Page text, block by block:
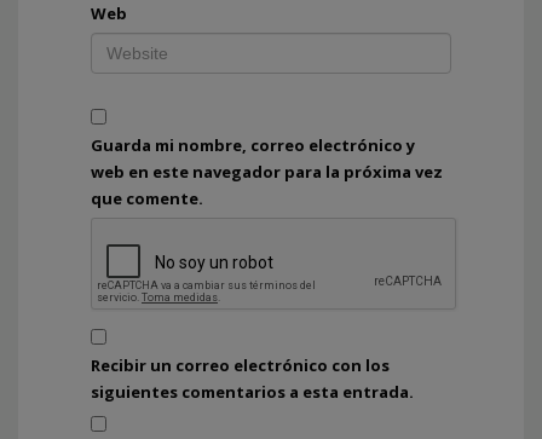
Web
Guarda mi nombre, correo electrónico y
web en este navegador para la próxima vez
que comente.
Recibir un correo electrónico con los
siguientes comentarios a esta entrada.